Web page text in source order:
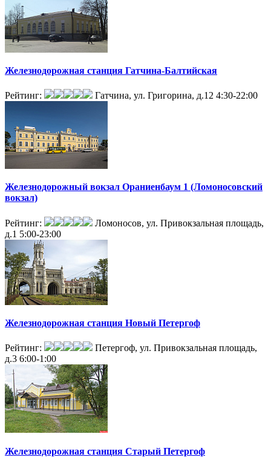
Железнодорожная станция Гатчина-Балтийская
Рейтинг: Гатчина, ул. Григорина, д.12 4:30-22:00
Железнодорожный вокзал Ораниенбаум 1 (Ломоносовский
вокзал)
Рейтинг:
Ломоносов, ул. Привокзальная площадь,
д.1 5:00-23:00
Железнодорожная станция Новый Петергоф
Рейтинг:
Петергоф, ул. Привокзальная площадь,
д.3 6:00-1:00
Железнодорожная станция Старый Петергоф